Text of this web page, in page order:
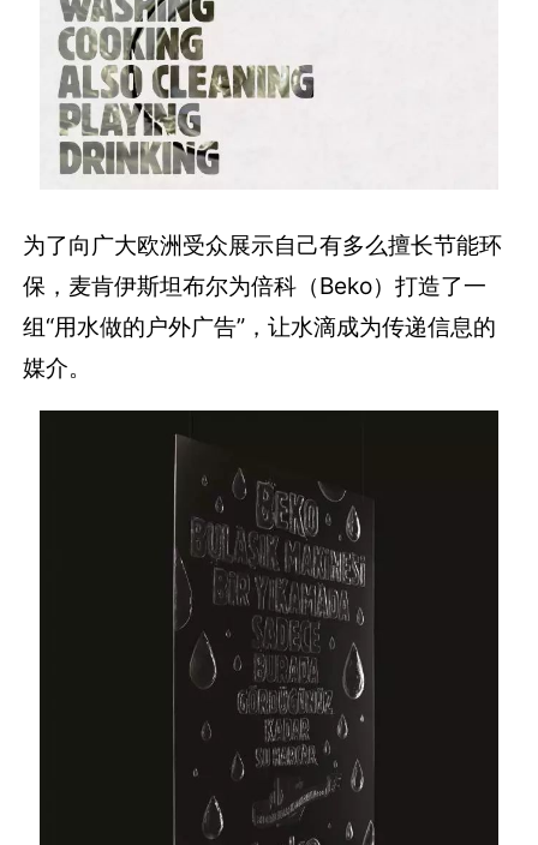
为了向广大欧洲受众展示自己有多么擅长节能环
保，麦肯伊斯坦布尔为倍科（Beko）打造了一
组“用水做的户外广告”，让水滴成为传递信息的
媒介。